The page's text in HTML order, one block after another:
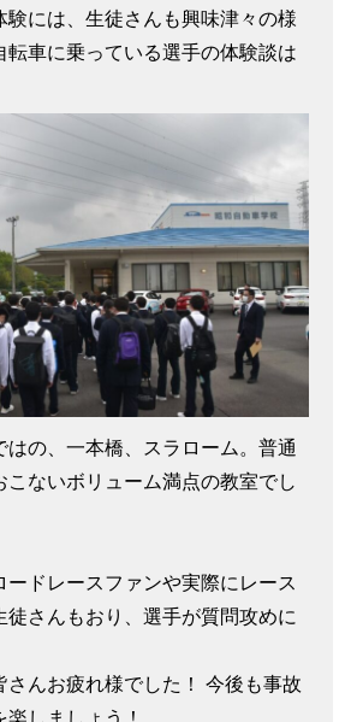
には、生徒さんも興味津々の様
車に乗っている選手の体験談は
の、一本橋、スラローム。普通
ないボリューム満点の教室でし
ードレースファンや実際にレース
徒さんもおり、選手が質問攻めに
んお疲れ様でした！ 今後も事故